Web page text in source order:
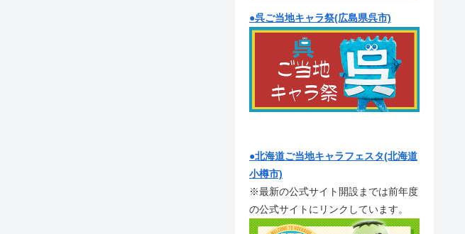
●呉ご当地キャラ祭(広島県呉市)
●北海道ご当地キャラフェスタ(北海道
小樽市)
※最新の公式サイト開設までは前年度
の公式サイトにリンクしています。